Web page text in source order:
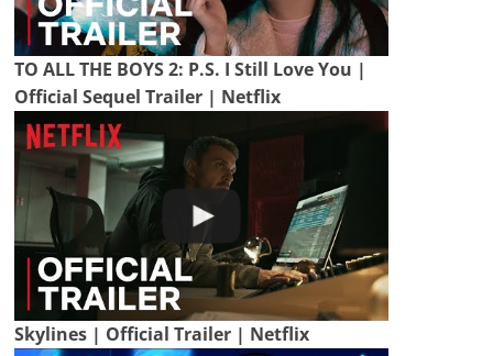
TO ALL THE BOYS 2: P.S. I Still Love You |
Official Sequel Trailer | Netflix
Skylines | Official Trailer | Netflix